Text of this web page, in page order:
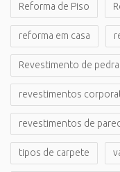
Reforma de Piso
reforma em casa
Revestimento de pedra
revestimentos
revestimentos de
tipos de carpete